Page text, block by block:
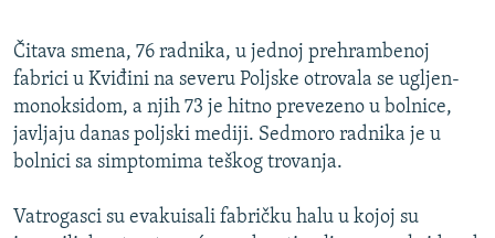
INFOGRAFIKE
KINA NA BALKANU
RSE PRIČE IZ SVIJETA
ISPRIČAJ MI
SPECIJALI RSE
Čitava smena, 76 radnika, u jednoj prehrambenoj
fabrici u Kviđini na severu Poljske otrovala se ugljen-
monoksidom, a njih 73 je hitno prevezeno u bolnice,
javljaju danas poljski mediji. Sedmoro radnika je u
bolnici sa simptomima teškog trovanja.
Vatrogasci su evakuisali fabričku halu u kojoj su